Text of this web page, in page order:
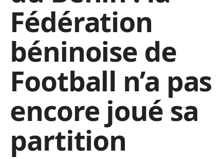
Fédération
béninoise de
Football n’a pas
encore joué sa
partition